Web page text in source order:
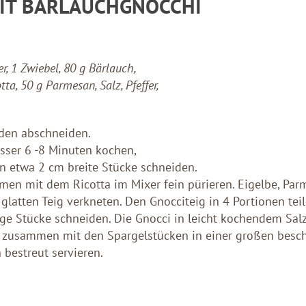
BÄRLAUCHGNOCCHI
1 Zwiebel, 80 g Bärlauch,
50 g Parmesan, Salz, Pfeffer,
abschneiden.
6 -8 Minuten kochen,
etwa 2 cm breite Stücke schneiden.
mit dem Ricotta im Mixer fein pürieren. Eigelbe,
Teig verkneten. Den Gnocciteig in 4 Portionen
Stücke schneiden. Die Gnocci in leicht kochendem
mit den Spargelstücken in einer großen
servieren.